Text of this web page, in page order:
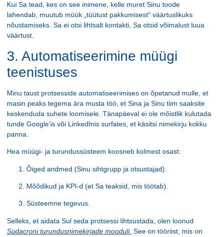
Kui Sa tead, kes on see inimene, kelle muret Sinu toode
lahendab, muutub müük „tüütust pakkumisest“ väärtuslikuks
nõustamiseks. Sa ei otsi lihtsalt kontakti, Sa otsid võimalust luua
väärtust.
3. Automatiseerimine müügi
teenistuses
Minu taust protsesside automatiseerimises on õpetanud mulle, et
masin peaks tegema ära musta töö, et Sina ja Sinu tiim saaksite
keskenduda suhete loomisele. Tänapäeval ei ole mõistlik kulutada
tunde Google’is või LinkedInis surfates, et käsitsi nimekirju kokku
panna.
Hea müügi- ja turundussüsteem koosneb kolmest osast:
Õiged andmed (Sinu sihtgrupp ja otsustajad).
Mõõdikud ja KPI-d (et Sa teaksid, mis töötab).
Süsteemne tegevus.
Selleks, et aidata Sul seda protsessi lihtsustada, olen loonud
Sudacroni turundusnimekirjade mooduli. See on tööriist, mis on